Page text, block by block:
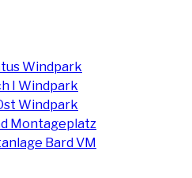
Windpark
I Windpark
Windpark
Montageplatz
Bard VM